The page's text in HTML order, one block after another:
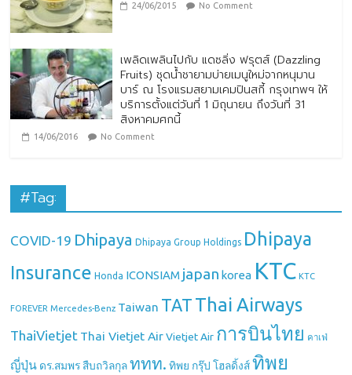
24/06/2015 No Comment
เพลิดเพลินไปกับ แดซลิ่ง ฟรุตส์ (Dazzling
Fruits) ชุดน้ำชายามบ่ายเมนูใหม่จากหนุมาน
บาร์ ณ โรงแรมสยามเคมปินสกี้ กรุงเทพฯ ให้
บริการตั้งแต่วันที่ 1 มิถุนายน ถึงวันที่ 31
สิงหาคมศกนี้
14/06/2016 No Comment
#Tag:
COVID-19 Dhipaya Dhipaya Group Holdings Dhipaya
Insurance Honda ICONSIAM japan korea KTC KTC
FOREVER Mercedes-Benz Taiwan TAT Thai Airways
ThaiVietjet Thai Vietjet Air Vietjet Air การบินไทย คาเฟ่
ญี่ปุ่น ดร.สมพร สืบถวิลกุล ททท. ทิพย กรุ๊ป โฮลดิ้งส์ ทิพย